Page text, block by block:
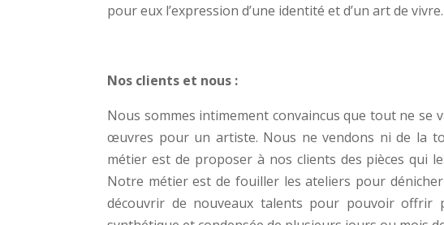
pour eux l’expression d’une identité et d’un art de vivre.
Nos clients et nous :
Nous sommes intimement convaincus que tout ne se
œuvres pour un artiste. Nous ne vendons ni de la
métier est de proposer à nos clients des pièces qui
Notre métier est de fouiller les ateliers pour
découvrir de nouveaux talents pour pouvoir